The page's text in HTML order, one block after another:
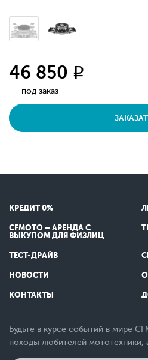
46 850 q
под заказ
КРЕДИТ 0%
CFMOTO – АРЕНДА С
ВЫКУПОМ ДЛЯ ФИЗЛИЦ
ТЕСТ-ДРАЙВ
НОВОСТИ
КОНТАКТЫ
Будьте в курсе событий в мире
походы любителей мототехники,